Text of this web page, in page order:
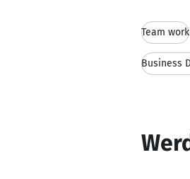
Team work
Business